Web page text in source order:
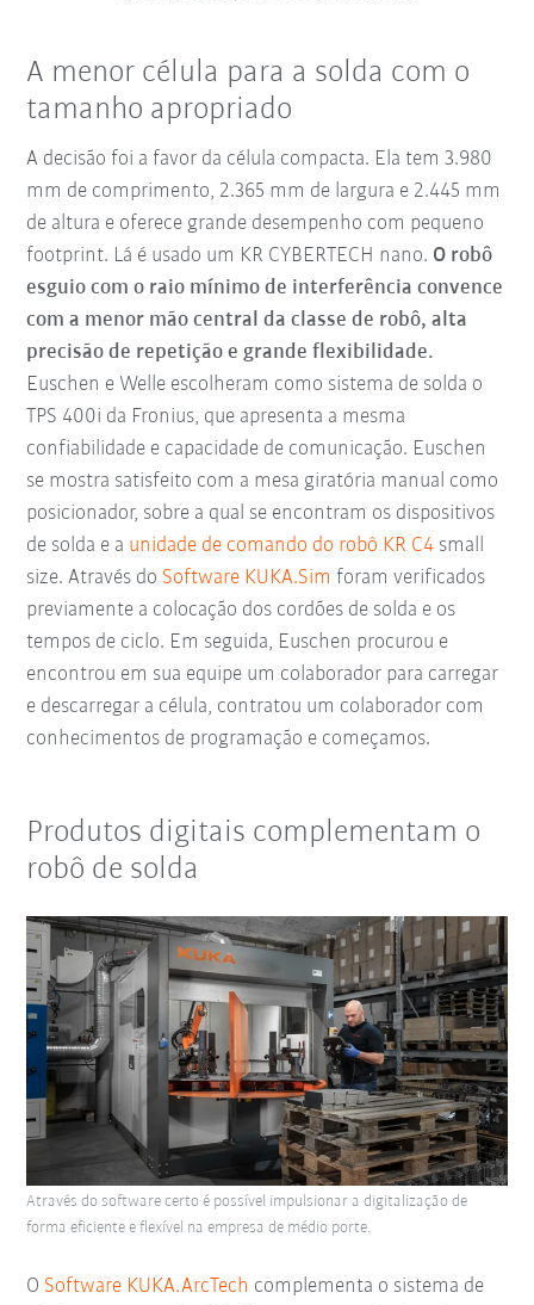
A menor célula para a solda com o
tamanho apropriado
A decisão foi a favor da célula compacta. Ela tem 3.980
mm de comprimento, 2.365 mm de largura e 2.445 mm
de altura e oferece grande desempenho com pequeno
footprint. Lá é usado um KR CYBERTECH nano. O robô
esguio com o raio mínimo de interferência convence
com a menor mão central da classe de robô, alta
precisão de repetição e grande flexibilidade.
Euschen e Welle escolheram como sistema de solda o
TPS 400i da Fronius, que apresenta a mesma
confiabilidade e capacidade de comunicação. Euschen
se mostra satisfeito com a mesa giratória manual como
posicionador, sobre a qual se encontram os dispositivos
de solda e a unidade de comando do robô KR C4 small
size. Através do Software KUKA.Sim foram verificados
previamente a colocação dos cordões de solda e os
tempos de ciclo. Em seguida, Euschen procurou e
encontrou em sua equipe um colaborador para carregar
e descarregar a célula, contratou um colaborador com
conhecimentos de programação e começamos.
Produtos digitais complementam o
robô de solda
O Software KUKA.ArcTech complementa o sistema de
Através do software certo é possível impulsionar a digitalização de
forma eficiente e flexível na empresa de médio porte.